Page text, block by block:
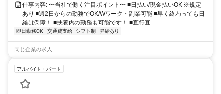
仕事内容: 〜当社で働く注目ポイント〜 ■日払い/現金払いOK ※規定
あり ■週2日からの勤務でOK/Wワーク・副業可能 ■早く終わっても日
給は保障！ ■扶養内の勤務も可能です！ ■直行直...
即日勤務OK 交通費支給 シフト制 昇給あり
同じ企業の求人
アルバイト・パート